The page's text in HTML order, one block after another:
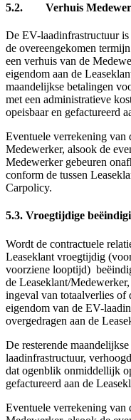
5.2. Verhuis
De EV-laadinfrastructuur is
de overeengekomen
een verhuis van de
eigendom aan de
maandelijkse betalingen
met een administratieve
opeisbaar en gefactureerd
Eventuele verrekening van
Medewerker, alsook de
Medewerker gebeuren
conform de tussen
Carpolicy.
5.3. Vroegtijdige
Wordt de contractuele
Leaseklant vroegtijdig
voorziene looptijd)
de Leaseklant/
ingeval van totaalverlies
eigendom van de EV-
overgedragen aan de
De resterende
laadinfrastructuur,
dat ogenblik onmiddellijk
gefactureerd aan de
Eventuele verrekening van